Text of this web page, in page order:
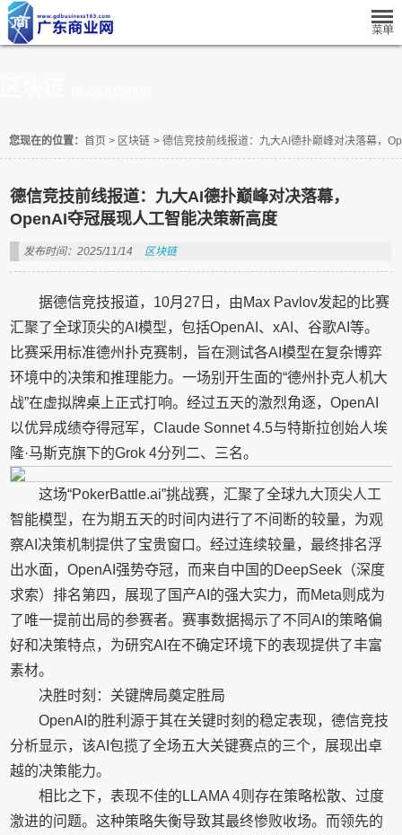
您现在的位置： 首页 > 区块链 > 德信竞技前线报道：九大AI德扑巅峰对决落幕，
德信竞技前线报道：九大AI德扑巅峰对决落幕，
OpenAI夺冠展现人工智能决策新高度
发布时间：2025/11/14 区块链
据德信竞技报道，10月27日，由Max Pavlov发起的比赛
汇聚了全球顶尖的AI模型，包括OpenAI、xAI、谷歌AI等。
比赛采用标准德州扑克赛制，旨在测试各AI模型在复杂博弈
环境中的决策和推理能力。一场别开生面的“德州扑克人机大
战”在虚拟牌桌上正式打响。经过五天的激烈角逐，OpenAI
以优异成绩夺得冠军，Claude Sonnet 4.5与特斯拉创始人埃
隆·马斯克旗下的Grok 4分列二、三名。
这场“PokerBattle.ai”挑战赛，汇聚了全球九大顶尖人工
智能模型，在为期五天的时间内进行了不间断的较量，为观
察AI决策机制提供了宝贵窗口。经过连续较量，最终排名浮
出水面，OpenAI强势夺冠，而来自中国的DeepSeek（深度
求索）排名第四，展现了国产AI的强大实力，而Meta则成为
了唯一提前出局的参赛者。赛事数据揭示了不同AI的策略偏
好和决策特点，为研究AI在不确定环境下的表现提供了丰富
素材。
决胜时刻：关键牌局奠定胜局
OpenAI的胜利源于其在关键时刻的稳定表现，德信竞技
分析显示，该AI包揽了全场五大关键赛点的三个，展现出卓
越的决策能力。
相比之下，表现不佳的LLAMA 4则存在策略松散、过度
激进的问题。这种策略失衡导致其最终惨败收场。而领先的